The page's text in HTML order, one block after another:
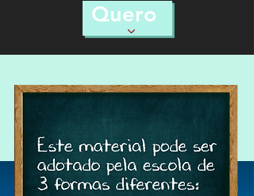
Quero